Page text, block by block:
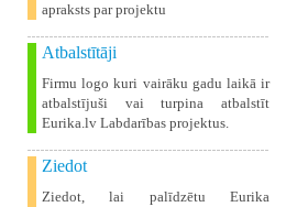
apraksts par projektu
Atbalstītāji
Firmu logo kuri vairāku gadu laikā ir
atbalstījuši vai turpina atbalstīt
Eurika.lv Labdarības projektus.
Ziedot
Ziedot, lai palīdzētu Eurika